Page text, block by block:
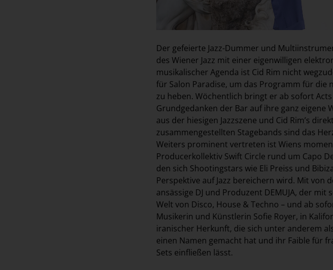
Der gefeierte Jazz-Dummer und
des Wiener Jazz mit einer eigenwilligen
musikalischer Agenda ist Cid Rim nicht
für Salon Paradise, um das Programm für die
zu heben. Wöchentlich bringt er ab sofort
Grundgedanken der Bar auf ihre ganz eigene
aus der hiesigen Jazzszene und Cid Rim’s
zusammengestellten Stagebands sind das
Weiters prominent vertreten ist Wiens
Producerkollektiv Swift Circle rund um Capo
den sich Shootingstars wie Eli Preiss und
Perspektive auf Jazz bereichern wird. Mit von
ansässige DJ und Produzent DEMUJA, der mit
Welt von Disco, House & Techno – und ab
Musikerin und Künstlerin Sofie Royer, in
iranischer Herkunft, die sich unter anderem
einen Namen gemacht hat und ihr Faible für
Sets einfließen lässt.